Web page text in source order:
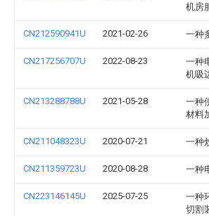
机房
CN212590941U 2021-02-26 一种
CN217256707U 2022-08-23
一种
机吸
CN213288788U 2021-05-28
一种
材料
CN211048323U 2020-07-21 一种
CN211359723U 2020-08-28 一种
CN223146145U 2025-07-25
一种
切割